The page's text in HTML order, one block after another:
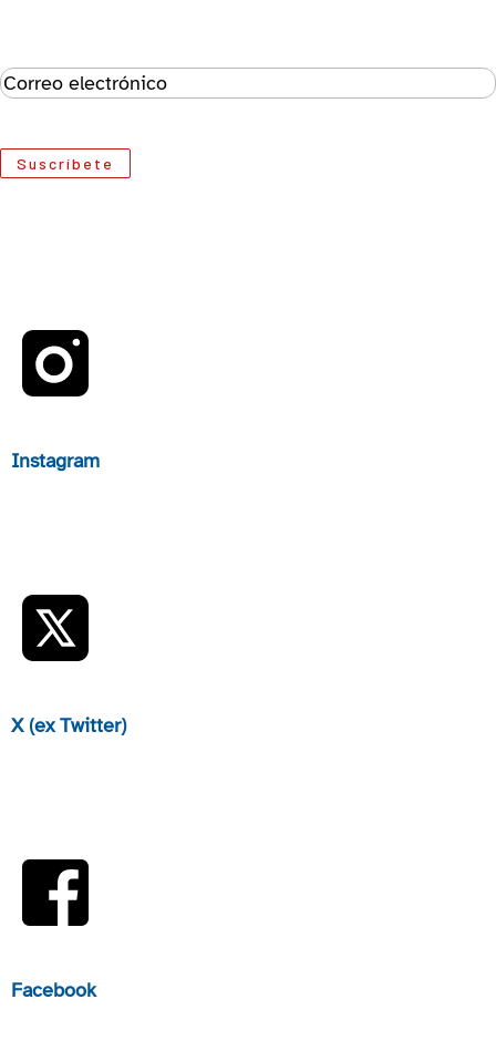
Suscríbete
Instagram
X (ex Twitter)
Facebook